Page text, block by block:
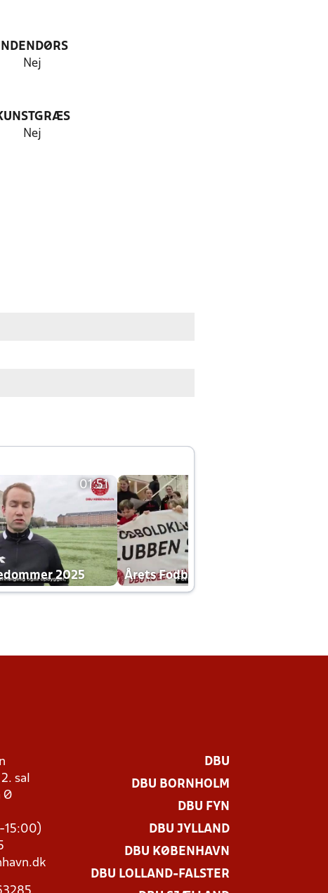
INDENDØRS
Nej
Nej
01:51
2025 Årets Fodboldklub 2025 mp4
sal
Ø
15:00)
DBU
DBU BORNHOLM
DBU FYN
DBU JYLLAND
DBU KØBENHAVN
DBU LOLLAND-FALSTER